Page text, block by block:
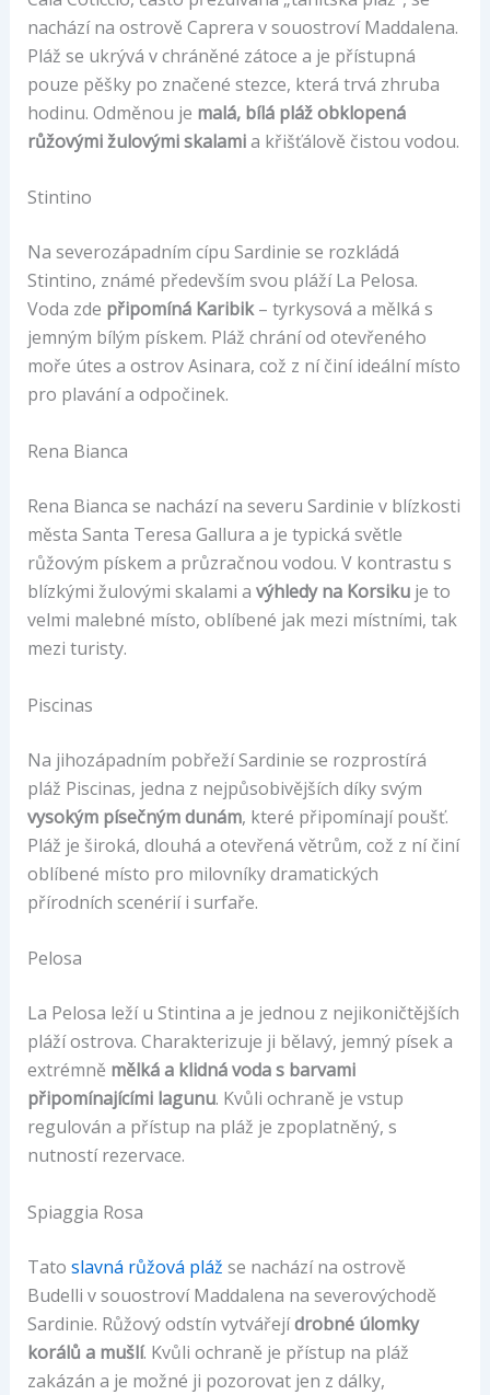
nachází na ostrově Caprera v souostroví Maddalena.
Pláž se ukrývá v chráněné zátoce a je přístupná
pouze pěšky po značené stezce, která trvá zhruba
hodinu. Odměnou je malá, bílá pláž obklopená
růžovými žulovými skalamia křišťálově čistou vodou.
Stintino
Na severozápadním cípu Sardinie se rozkládá
Stintino, známé především svou pláží La Pelosa.
Voda zde připomíná Karibik– tyrkysová a mělká s
jemným bílým pískem. Pláž chrání od otevřeného
moře útes a ostrov Asinara, což z ní činí ideální místo
pro plavání a odpočinek.
Rena Bianca
Rena Bianca se nachází na severu Sardinie v blízkosti
města Santa Teresa Gallura a je typická světle
růžovým pískem a průzračnou vodou. V kontrastu s
blízkými žulovými skalami a výhledy na Korsikuje to
velmi malebné místo, oblíbené jak mezi místními, tak
mezi turisty.
Piscinas
Na jihozápadním pobřeží Sardinie se rozprostírá
pláž Piscinas, jedna z nejpůsobivějších díky svým
vysokým písečným dunám, které připomínají poušť.
Pláž je široká, dlouhá a otevřená větrům, což z ní činí
oblíbené místo pro milovníky dramatických
přírodních scenérií i surfaře.
Pelosa
La Pelosa leží u Stintina a je jednou z nejikoničtějších
pláží ostrova. Charakterizuje ji bělavý, jemný písek a
extrémně mělká a klidná voda s barvami
připomínajícími lagunu. Kvůli ochraně je vstup
regulován a přístup na pláž je zpoplatněný, s
nutností rezervace.
Spiaggia Rosa
Tato slavná růžová pláž se nachází na ostrově
Budelli v souostroví Maddalena na severovýchodě
Sardinie. Růžový odstín vytvářejídrobné úlomky
korálů a mušlí. Kvůli ochraně je přístup na pláž
zakázán a je možné ji pozorovat jen z dálky,